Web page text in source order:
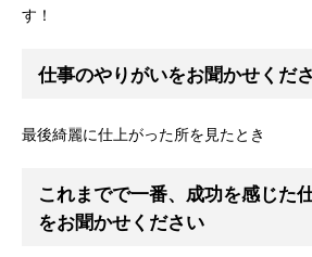
す！
仕事のやりがいをお聞かせくだ
最後綺麗に仕上がった所を見たとき
これまでで一番、成功を感じた
をお聞かせください